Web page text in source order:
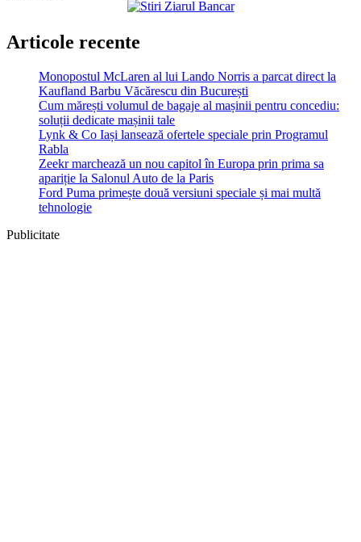
Articole recente
Monopostul McLaren al lui Lando Norris a parcat direct la
Kaufland Barbu Văcărescu din București
Cum mărești volumul de bagaje al mașinii pentru concediu:
soluții dedicate mașinii tale
Lynk & Co Iași lansează ofertele speciale prin Programul
Rabla
Zeekr marchează un nou capitol în Europa prin prima sa
apariție la Salonul Auto de la Paris
Ford Puma primește două versiuni speciale și mai multă
tehnologie
Publicitate